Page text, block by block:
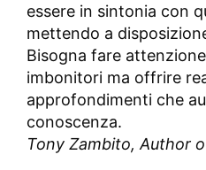
essere in sintonia con
mettendo a
Bisogna fare
imbonitori ma offrire
approfondimenti che
conoscenza.
Tony Zambito,Author